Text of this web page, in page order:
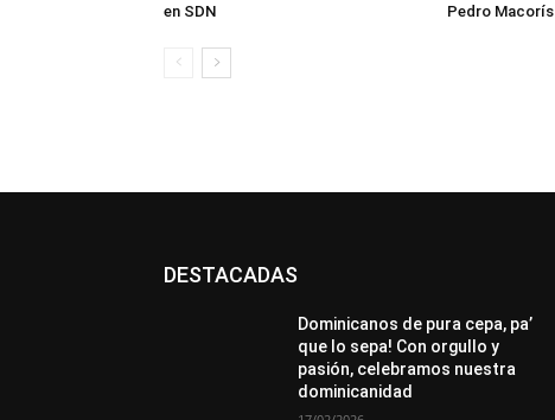
en SDN
Pedro Macorís
DESTACADAS
All Destacado
Dominicanos de pura cepa, pa’
que lo sepa! Con orgullo y
pasión, celebramos nuestra
dominicanidad